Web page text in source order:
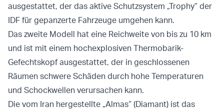
ausgestattet, der das aktive Schutzsystem „Trophy“ der
IDF für gepanzerte Fahrzeuge umgehen kann.
Das zweite Modell hat eine Reichweite von bis zu 10 km
und ist mit einem hochexplosiven Thermobarik-
Gefechtskopf ausgestattet, der in geschlossenen
Räumen schwere Schäden durch hohe Temperaturen
und Schockwellen verursachen kann.
Die vom Iran hergestellte „Almas“ (Diamant) ist das